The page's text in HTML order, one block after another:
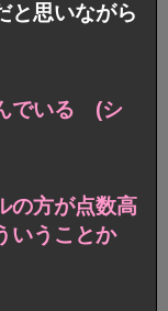
と思いながら
でいる (シ
の方が点数高
いうことか